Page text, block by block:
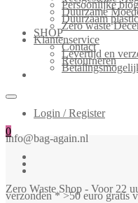
Persoonlijke
Duurzame
Duurzaam
Zero waste
SHOP
Klantenservice
Contact
Levertijd en
Retourneren
Login / Register
0
info@bag-again.nl
Zero Waste Shop - Voor 22
verzonden * >50 euro gratis